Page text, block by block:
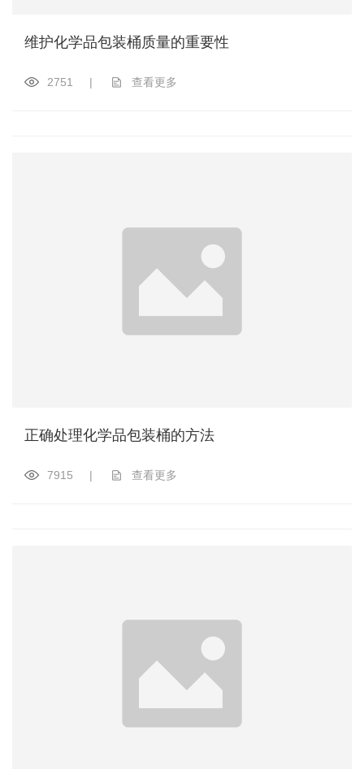
维护化学品包装桶质量的重要性
2751 | 查看更多
正确处理化学品包装桶的方法
7915 | 查看更多